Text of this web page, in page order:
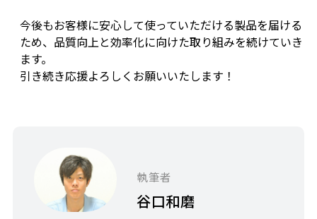
今後もお客様に安心して使っていただける製品を届ける
ため、品質向上と効率化に向けた取り組みを続けていき
ます。
引き続き応援よろしくお願いいたします！
執筆者
谷口和磨